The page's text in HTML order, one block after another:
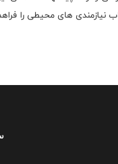
های محیطی را